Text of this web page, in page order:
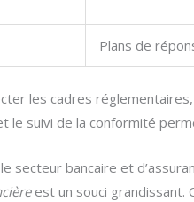
Plans de
les cadres
le suivi de la conformité
secteur bancaire et
est un souci grandissant.